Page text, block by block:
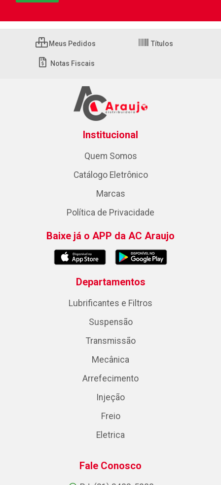
Meus Pedidos Títulos
Notas Fiscais
Institucional
Quem Somos
Catálogo Eletrônico
Marcas
Política de Privacidade
Baixe já o APP da AC Araujo
Departamentos
Lubrificantes e Filtros
Suspensão
Transmissão
Mecânica
Arrefecimento
Injeção
Freio
Eletrica
Fale Conosco